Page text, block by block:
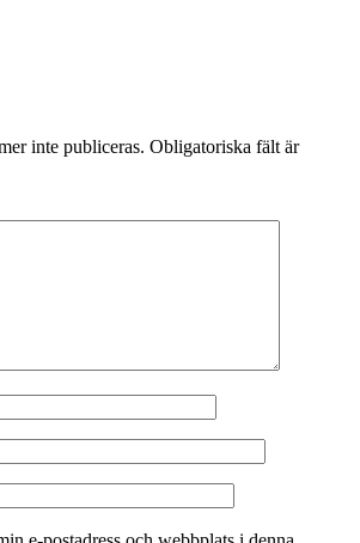
inte publiceras. Obligatoriska fält är